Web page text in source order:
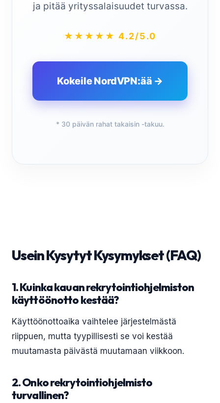
ja pitää yrityssalaisuudet turvassa.
★★★★★ 4.2/5.0
Kokeile NordVPN:ää →
* 30 päivän rahat takaisin -takuu.
Usein Kysytyt Kysymykset (FAQ)
1. Kuinka kauan rekrytointiohjelmiston
käyttöönotto kestää?
Käyttöönottoaika vaihtelee järjestelmästä
riippuen, mutta tyypillisesti se voi kestää
muutamasta päivästä muutamaan viikkoon.
2. Onko rekrytointiohjelmisto
turvallinen?